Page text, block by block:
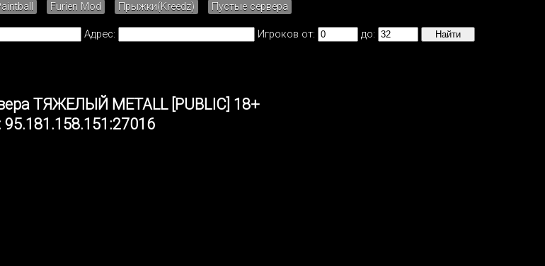
Furien Mod Прыжки(Kreedz) Пустые сервера
Адрес: Игроков от: до:
ТЯЖЕЛЫЙ METALL [PUBLIC] 18+
95.181.158.151:27016